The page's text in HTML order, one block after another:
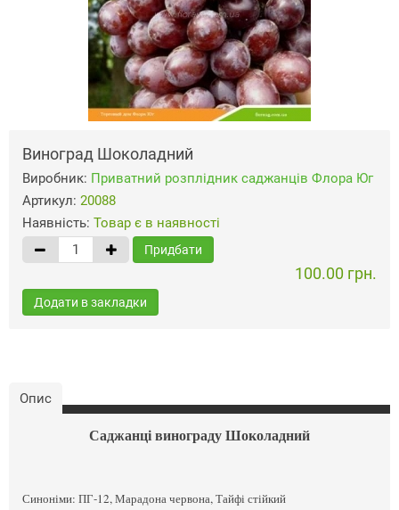
Виноград Шоколадний
Виробник: Приватний розплідник саджанців Флора Юг
Артикул: 20088
Наявність: Товар є в наявності
Придбати
100.00 грн.
Додати в закладки
Опис
Саджанці винограду Шоколадний
Синоніми: ПГ-12, Марадона червона, Тайфі стійкий